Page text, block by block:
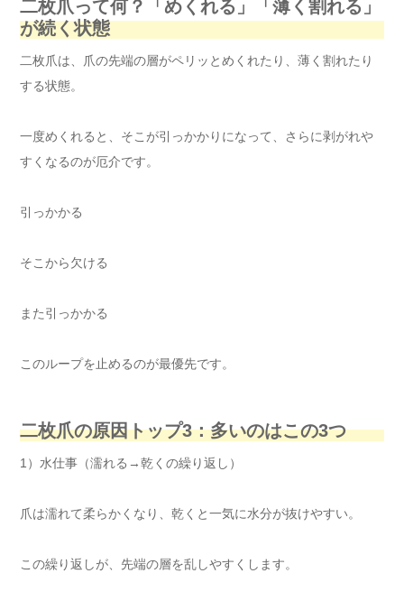
二枚爪って何？「めくれる」「薄く割れる」
が続く状態
二枚爪は、爪の先端の層がペリッとめくれたり、薄く割れたり
する状態。
一度めくれると、そこが引っかかりになって、さらに剥がれや
すくなるのが厄介です。
引っかかる
そこから欠ける
また引っかかる
このループを止めるのが最優先です。
二枚爪の原因トップ3：多いのはこの3つ
1）水仕事（濡れる→乾くの繰り返し）
爪は濡れて柔らかくなり、乾くと一気に水分が抜けやすい。
この繰り返しが、先端の層を乱しやすくします。